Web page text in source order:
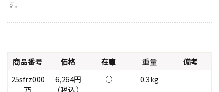
す。
商品番号 価格 在庫 重量
備考
25sfrz000
75
6,264円
（税込）
○ 0.3kg